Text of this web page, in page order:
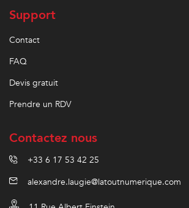
Support
Contact
FAQ
Devis gratuit
Prendre un RDV
Contactez nous
+33 6 17 53 42 25
alexandre.laugie@latoutnumerique.com